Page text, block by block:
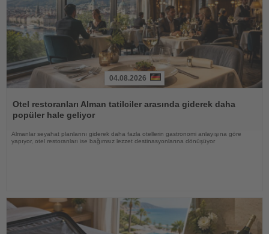
Oku
04.08.2026
Otel restoranları Alman tatilciler arasında giderek daha
popüler hale geliyor
Almanlar seyahat planlarını giderek daha fazla otellerin gastronomi anlayışına göre
yapıyor, otel restoranları ise bağımsız lezzet destinasyonlarına dönüşüyor